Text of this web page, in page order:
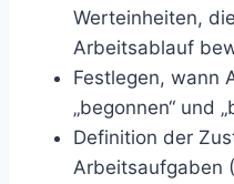
Werteinheiten,
Arbeitsablauf
Festlegen, wann
„begonnen“ und
Definition der
Arbeitsaufgaben